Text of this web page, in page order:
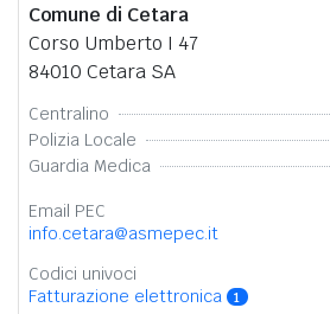
Comune di Cetara
Corso Umberto I 47
84010 Cetara SA
Centralino
Polizia Locale
Guardia Medica
Email PEC
info.cetara@asmepec.it
Codici univoci
Fatturazione elettronica
1